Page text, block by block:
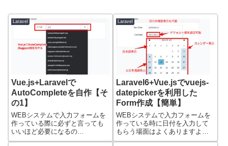
Laravel
Vue.js+Laravelで
AutoCompleteを自作【そ
の1】
WEBシステムで入力フォームを
作っている際に必ずと言っても
いいほど必要になるの
「AutoComple...
Laravel
Laravel6+Vue.jsでvuejs-
datepickerを利用した
Form作成【簡単】
WEBシステムで入力フォームを
作っている時に日付を入力して
もらう場面はよくありますよ
ね。そんな時はカ...